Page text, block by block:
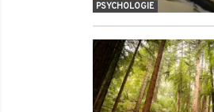
PSYCHOLOGIE